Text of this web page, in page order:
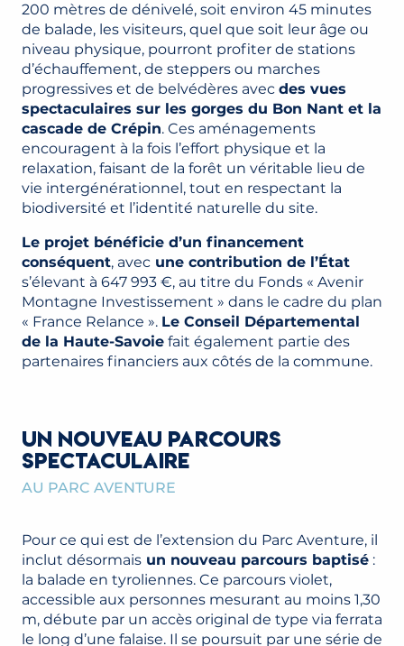
200 mètres de dénivelé, soit environ 45 minutes
de balade, les visiteurs, quel que soit leur âge ou
niveau physique, pourront profiter de stations
d’échauffement, de steppers ou marches
progressives et de belvédères avec des vues
spectaculaires sur les gorges du Bon Nant et la
cascade de Crépin. Ces aménagements
encouragent à la fois l’effort physique et la
relaxation, faisant de la forêt un véritable lieu de
vie intergénérationnel, tout en respectant la
biodiversité et l’identité naturelle du site.
Le projet bénéficie d’un financement
conséquent, avec une contribution de l’État
s’élevant à 647 993 €, au titre du Fonds « Avenir
Montagne Investissement » dans le cadre du plan
« France Relance ». Le Conseil Départemental
de la Haute-Savoie fait également partie des
partenaires financiers aux côtés de la commune.
UN NOUVEAU PARCOURS
SPECTACULAIRE
AU PARC AVENTURE
Pour ce qui est de l’extension du Parc Aventure, il
inclut désormais un nouveau parcours baptisé :
la balade en tyroliennes. Ce parcours violet,
accessible aux personnes mesurant au moins 1,30
m, débute par un accès original de type via ferrata
le long d’une falaise. Il se poursuit par une série de